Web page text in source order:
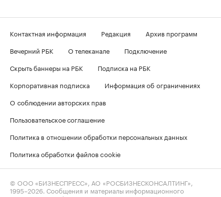
Контактная информация Редакция
Архив программ
Вечерний РБК
О телеканале
Подключение
Скрыть баннеры на РБК
Подписка на РБК
Корпоративная подписка
Информация об ограничениях
О соблюдении авторских прав
Пользовательское соглашение
Политика в отношении обработки персональных данных
Политика обработки файлов cookie
© ООО «БИЗНЕСПРЕСС», АО «РОСБИЗНЕСКОНСАЛТИНГ»,
1995–2026. Сообщения и материалы информационного